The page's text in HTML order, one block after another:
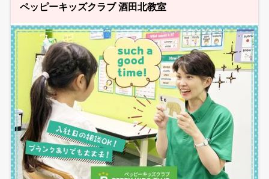
ペッピーキッズクラブ 酒田北教室